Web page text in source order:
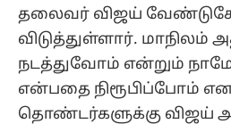
தலைவர் விஜய்
விடுத்துள்ளார். மாநிலம்
நடத்துவோம் என்றும்
என்பதை நிரூபிப்போம்
தொண்டர்களுக்கு விஜய்